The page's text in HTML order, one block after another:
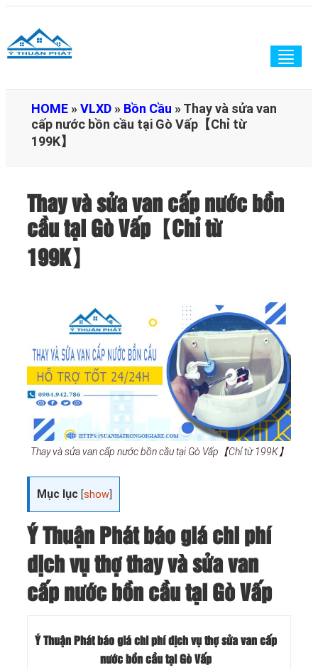
HOME »VLXD » Bồn Cầu »Thay và sửa van
cấp nước bồn cầu tại Gò Vấp【Chỉ từ
199K】
Thay và sửa van cấp nước bồn
cầu tại Gò Vấp【Chỉ từ
199K】
Thay và sửa van cấp nước bồn cầu tại Gò Vấp【Chỉ từ 199K】
Mục lục [show
Ý Thuận Phát báo giá chi phí
dịch vụ thợ thay và sửa van
cấp nước bồn cầu tại Gò Vấp
Ý Thuận Phát báo giá chi phí dịch vụ thợ sửa van cấp
nước bồn cầu tại Gò Vấp